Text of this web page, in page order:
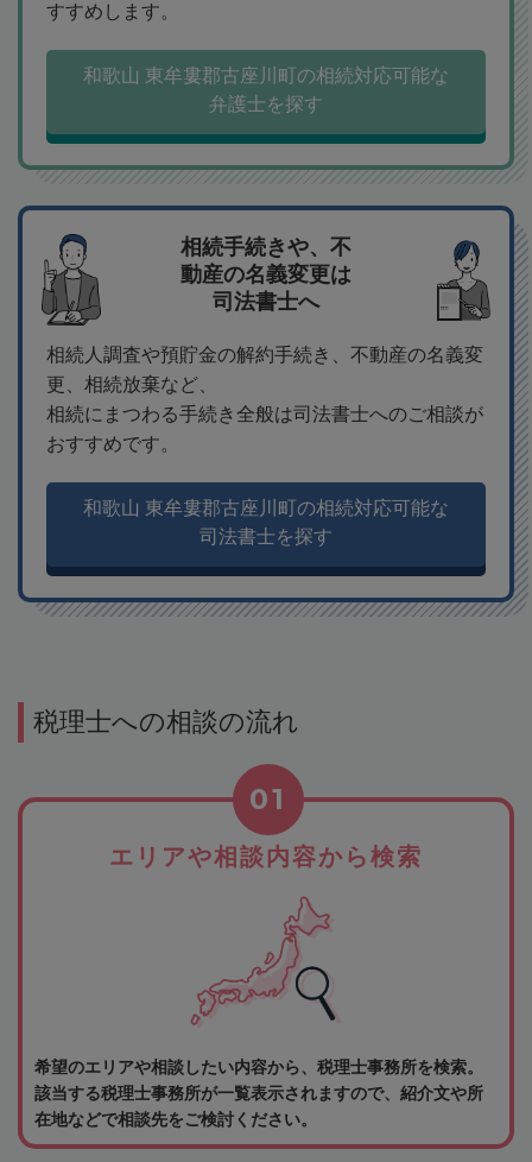
すすめします。
和歌山 東牟婁郡古座川町の相続対応可能な
弁護士を探す
相続手続きや、不
動産の名義変更は
司法書士へ
相続人調査や預貯金の解約手続き、不動産の名義変
更、相続放棄など、
相続にまつわる手続き全般は司法書士へのご相談が
おすすめです。
和歌山 東牟婁郡古座川町の相続対応可能な
司法書士を探す
税理士への相談の流れ
エリアや相談内容から検索
01
希望のエリアや相談したい内容から、税理士事務所を検索。
該当する税理士事務所が一覧表示されますので、紹介文や所
在地などで相談先をご検討ください。